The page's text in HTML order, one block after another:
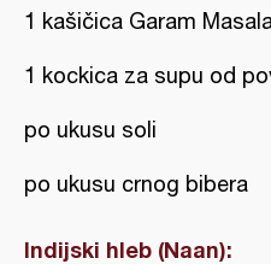
1 kašičica Garam
1 kockica za supu od
po ukusu soli
po ukusu crnog bibera
Indijski hleb (Naan):